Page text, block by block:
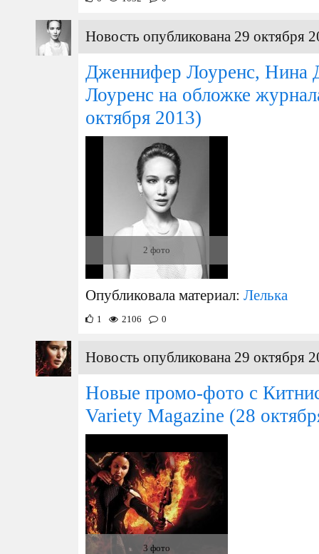
Новость опубликована 29 октября
Дженнифер Лоуренс, Нина
Лоуренс на обложке
октября 2013)
2 фото
Опубликовала материал: Лелька
1 2106 0
Новость опубликована 29 октября
Новые промо-фото с
Variety Magazine (28
3 фото